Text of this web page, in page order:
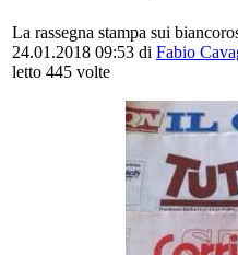
La rassegna stampa sui
24.01.2018 09:53 di Fabio
letto 445 volte